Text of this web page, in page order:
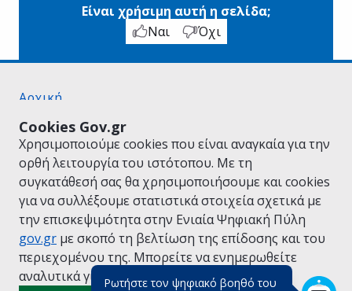
Ρωτήστε τον ψηφιακό βοηθό του
Cookies Gov.gr
Χρησιμοποιούμε cookies που είναι αναγκαία για την
ορθή λειτουργία του ιστότοπου. Με τη
συγκατάθεσή σας θα χρησιμοποιήσουμε και cookies
για να συλλέξουμε στατιστικά στοιχεία σχετικά με
την επισκεψιμότητα στην Ενιαία Ψηφιακή Πύλη
gov.gr με σκοπό τη βελτίωση της επίδοσης και του
περιεχομένου της. Μπορείτε να ενημερωθείτε
αναλυτικά για την Πολιτική Cookies.
Είναι χρήσιμη αυτή η σελίδα;
Ναι
Όχι
Αρχική
Όροι Χρήσης
Πολιτική Απορρήτου
Δήλωση προσβασιμότητας
Πολιτική cookies
Προτάσεις για το gov.gr
Υλοποίηση από το Υπουργείο Ψηφιακής
Διακυβέρνησης
Ελληνικά |Αγγλικά